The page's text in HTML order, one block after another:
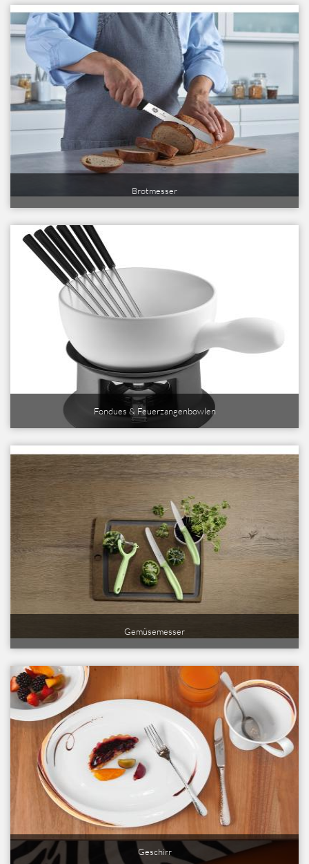
Brotmesser
Fondues & Feuerzangenbowlen
Gemüsemesser
Geschirr